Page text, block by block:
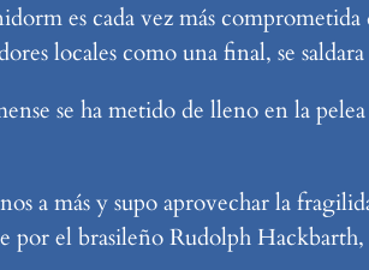
es cada vez más comprometida
locales como una final, se
se ha metido de lleno en la
a más y supo aprovechar la
por el brasileño Rudolph